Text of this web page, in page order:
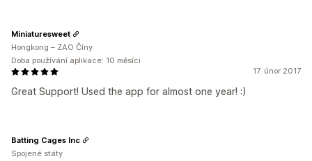
17. únor 2017
Great Support! Used the app for almost one year! :)
Miniaturesweet
Hongkong – ZAO Číny
Doba používání aplikace: 10 měsíci
Batting Cages Inc
Spojené státy